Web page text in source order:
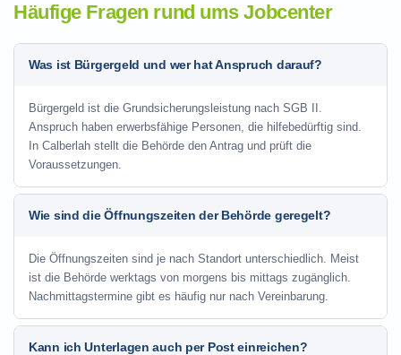
Häufige Fragen rund ums Jobcenter
Was ist Bürgergeld und wer hat Anspruch darauf?
Bürgergeld ist die Grundsicherungsleistung nach SGB II.
Anspruch haben erwerbsfähige Personen, die hilfebedürftig sind.
In Calberlah stellt die Behörde den Antrag und prüft die
Voraussetzungen.
Wie sind die Öffnungszeiten der Behörde geregelt?
Die Öffnungszeiten sind je nach Standort unterschiedlich. Meist
ist die Behörde werktags von morgens bis mittags zugänglich.
Nachmittagstermine gibt es häufig nur nach Vereinbarung.
Kann ich Unterlagen auch per Post einreichen?